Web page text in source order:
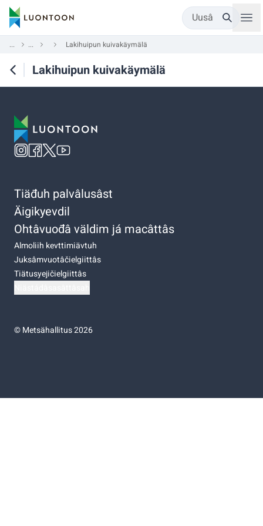
Uusâ
... ... Lakihuipun kuivakäymälä
Lakihuipun kuivakäymälä
Tiäđuh palvâlusâst
Äigikyevdil
Ohtâvuođâ väldim já macâttâs
Almoliih kevttimiävtuh
Juksâmvuotâčielgiittâs
Tiätusyejičielgiittâs
©Metsähallitus 2026